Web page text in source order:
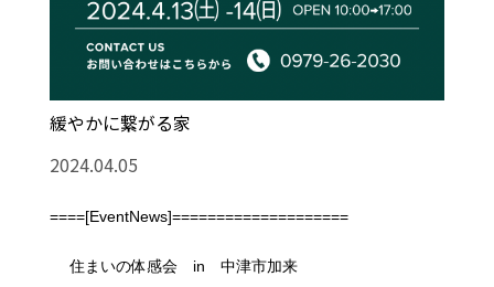
緩やかに繋がる家
2024.04.05
====[EventNews]====================
住まいの体感会 in 中津市加来